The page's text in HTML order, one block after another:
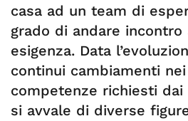
casa ad un team di
grado di andare incontro
esigenza. Data
continui cambiamenti
competenze richiesti
si avvale di diverse